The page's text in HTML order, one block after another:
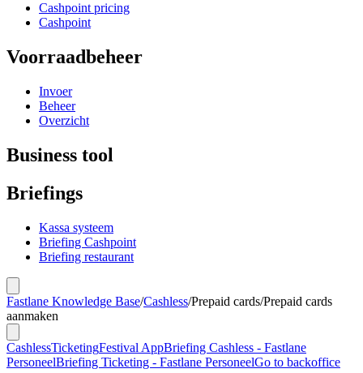
Cashpoint pricing
Cashpoint
Voorraadbeheer
Invoer
Beheer
Overzicht
Business tool
Briefings
Kassa systeem
Briefing Cashpoint
Briefing restaurant
Fastlane Knowledge Base/Cashless/Prepaid cards/Prepaid cards
aanmaken
CashlessTicketingFestival AppBriefing Cashless - Fastlane
PersoneelBriefing Ticketing - Fastlane PersoneelGo to backoffice